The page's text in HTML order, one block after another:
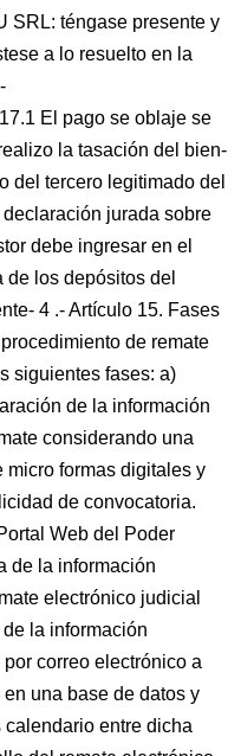
SRL: téngase presente y
a lo resuelto en la
El pago se oblaje se
la tasación del bien-
del tercero legitimado del
jurada sobre
debe ingresar en el
de los depósitos del
4 .- Artículo 15. Fases
de remate
siguientes fases: a)
de la información
considerando una
formas digitales y
de convocatoria.
Web del Poder
de la información
electrónico judicial
la información
correo electrónico a
una base de datos y
entre dicha